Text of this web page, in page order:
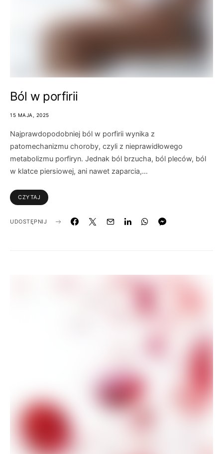
Ból w porfirii
15 MAJA, 2025
Najprawdopodobniej ból w porfirii wynika z
patomechanizmu choroby, czyli z nieprawidłowego
metabolizmu porfiryn. Jednak ból brzucha, ból pleców, ból
w klatce piersiowej, ani nawet zaparcia,…
CZYTAJ
UDOSTĘPNIJ